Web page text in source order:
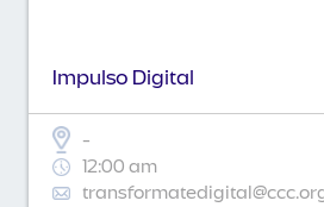
Impulso Digital
-
12:00 am